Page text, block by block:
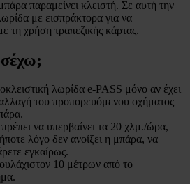
παραμείνει κλειστή. Σε αυτή την
με εισπράκτορα για να
τη χρήση τραπεζικής κάρτας.
λωρίδα e-PASS μόνο αν έχει
του προπορευόμενου οχήματος
να υπερβαίνει τα 20 χλμ./ώρα,
λόγο δεν ανοίξει η μπάρα, να
εγκαίρως.
10 μέτρων από το